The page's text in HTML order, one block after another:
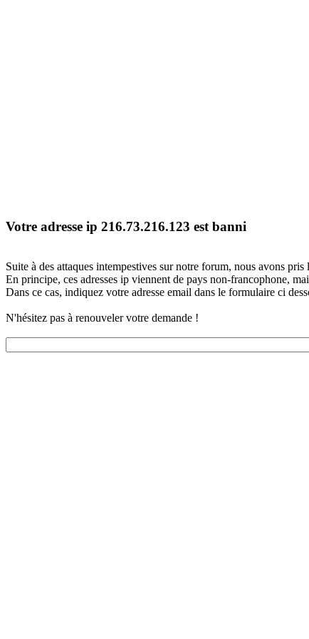
Votre adresse ip 216.73.216.123 est banni
Suite à des attaques intempestives sur notre forum, nous avons
En principe, ces adresses ip viennent de pays non-francophone,
Dans ce cas, indiquez votre adresse email dans le formulaire ci
N'hésitez pas à renouveler votre demande !